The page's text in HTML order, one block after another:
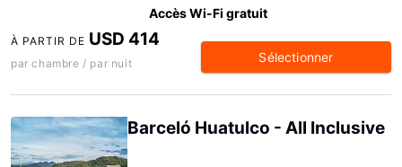
Accès Wi-Fi gratuit
À PARTIR DE USD 414
par chambre / par nuit Sélectionner
Barceló Huatulco - All Inclusive